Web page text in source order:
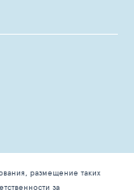
размещение таких
за